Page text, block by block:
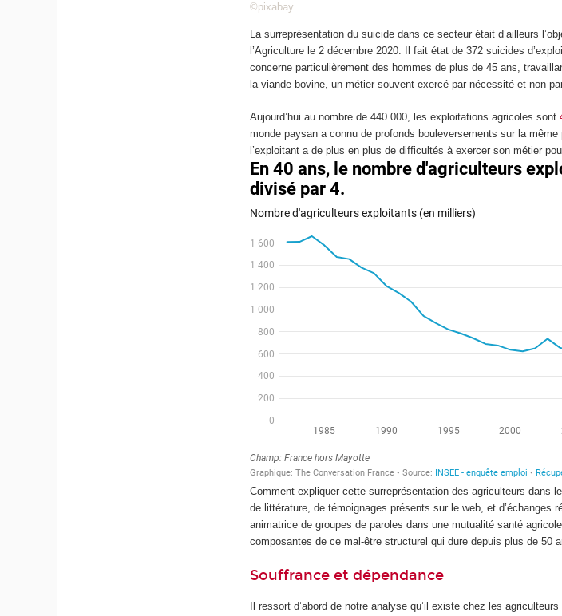
©pixabay
La surreprésentation du suicide dans ce secteur était d’ailleurs
l’Agriculture le 2 décembre 2020. Il fait état de 372 suicides
concerne particulièrement des hommes de plus de 45 ans,
la viande bovine, un métier souvent exercé par nécessité et non
Aujourd’hui au nombre de 440 000, les exploitations agricoles sont
monde paysan a connu de profonds bouleversements sur la
l’exploitant a de plus en plus de difficultés à exercer son métier
Comment expliquer cette surreprésentation des agriculteurs dans
de littérature, de témoignages présents sur le web, et d’échanges
animatrice de groupes de paroles dans une mutualité santé
composantes de ce mal-être structurel qui dure depuis plus de 50
Souffrance et dépendance
Il ressort d’abord de notre analyse qu’il existe chez les